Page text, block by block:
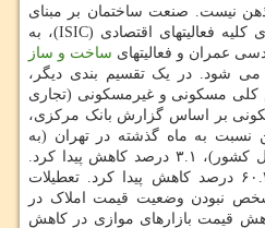
ذهن نیست. صنعت ساختمان بر مبنای
بین المللی طبقه بندی کلیه فعالیتهای اقتصادی (ISIC)، به
عمران و فعالیتهای ساخت و ساز
شود. در یک تقسیم بندی دیگر،
مسکونی و غیرمسکونی (تجاری
بر اساس گزارش بانک مرکزی،
به ماه گذشته در تهران (به
عنوان نمونه آماری بزرگ از کل کشور)، ۳.۱ درصد کاهش پیدا کرد.
تعداد معاملات هم در تهران ۶۰.۳ درصد کاهش پیدا کرد. تعطیلات
نبودن وضعیت قیمت املاک در
قیمت بازارهای موازی در کاهش